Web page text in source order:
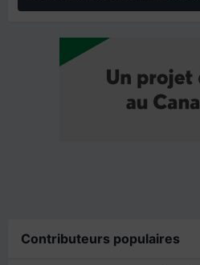
Contributeurs populaires